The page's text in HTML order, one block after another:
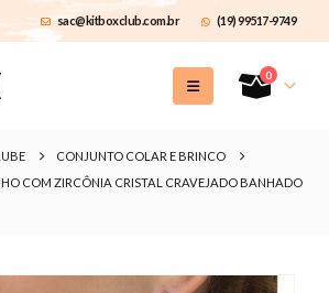
sac@kitboxclub.com.br (19) 99517-9749
0
CONJUNTO COLAR E BRINCO
COM ZIRCÔNIA CRISTAL CRAVEJADO BANHADO